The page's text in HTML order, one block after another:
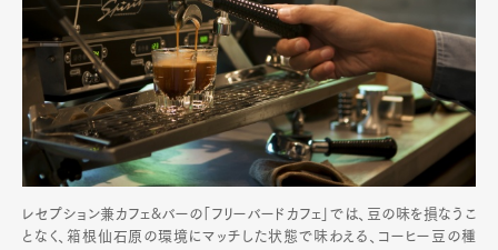
レセプション兼カフェ&バーの「フリーバードカフェ」では、豆の味を損なうこ
となく、箱根仙石原の環境にマッチした状態で味わえる、コーヒー豆の種